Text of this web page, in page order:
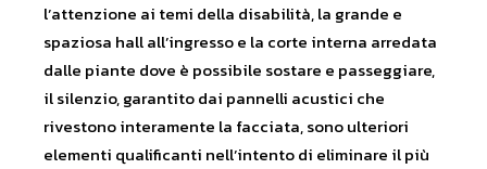
l’attenzione ai temi della disabilità, la grande e
spaziosa hall all’ingresso e la corte interna arredata
dalle piante dove è possibile sostare e passeggiare,
il silenzio, garantito dai pannelli acustici che
rivestono interamente la facciata, sono ulteriori
elementi qualificanti nell’intento di eliminare il più